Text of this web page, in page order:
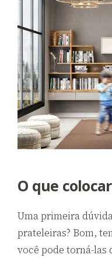
O que
Uma primeira
prateleiras? Bom,
você pode torná-las